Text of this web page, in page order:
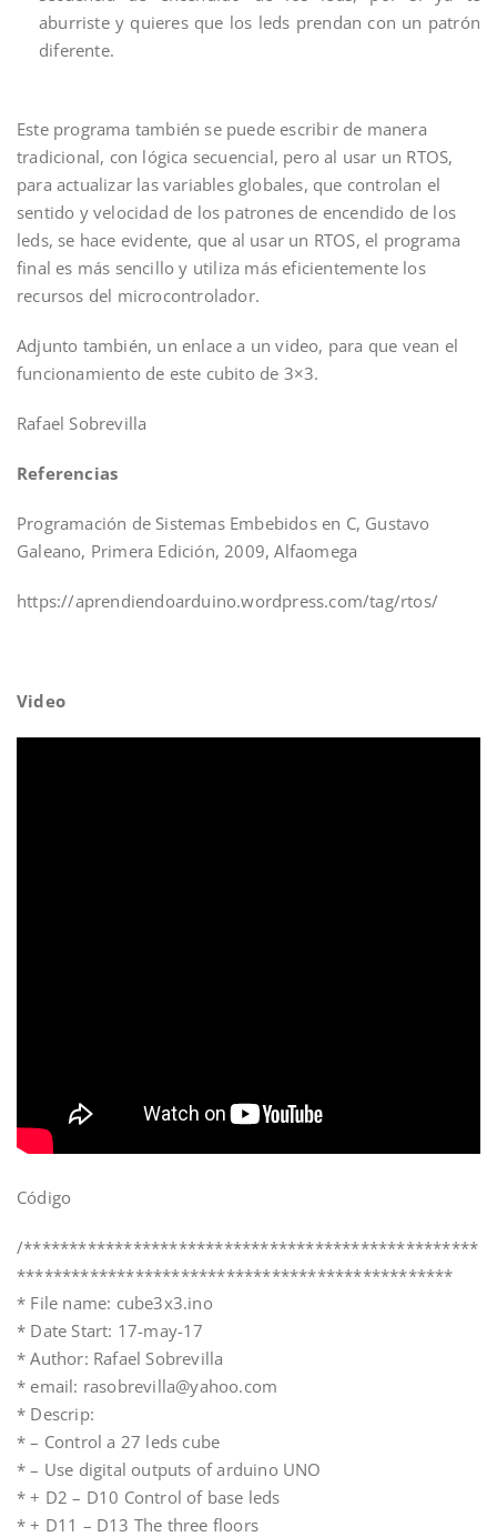
aburriste y quieres que los leds prendan con un patrón
diferente.
Este programa también se puede escribir de manera
tradicional, con lógica secuencial, pero al usar un RTOS,
para actualizar las variables globales, que controlan el
sentido y velocidad de los patrones de encendido de los
leds, se hace evidente, que al usar un RTOS, el programa
final es más sencillo y utiliza más eficientemente los
recursos del microcontrolador.
Adjunto también, un enlace a un video, para que vean el
funcionamiento de este cubito de 3×3.
Rafael Sobrevilla
Referencias
Programación de Sistemas Embebidos en C, Gustavo
Galeano, Primera Edición, 2009, Alfaomega
https://aprendiendoarduino.wordpress.com/tag/rtos/
Video
Código
/**************************************************
************************************************
* File name: cube3x3.ino
* Date Start: 17-may-17
* Author: Rafael Sobrevilla
* email: rasobrevilla@yahoo.com
* Descrip:
* – Control a 27 leds cube
* – Use digital outputs of arduino UNO
* + D2 – D10 Control of base leds
* + D11 – D13 The three floors